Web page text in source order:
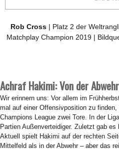
Rob Cross| Platz 2 der
Matchplay Champion 2019 |
Achraf Hakimi: Von der
Wir erinnern uns: Vor allem im
mal auf einer Offensivposition zu
Champions League zwei Tore. In der
Partien Außenverteidiger. Zuletzt gab
Aktuell spielt Hakimi auf der rechten
Mittelfeld als in der Abwehr – aber das